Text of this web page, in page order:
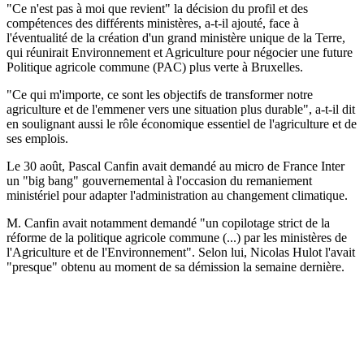
"Ce n'est pas à moi que revient" la décision du profil et des
compétences des différents ministères, a-t-il ajouté, face à
l'éventualité de la création d'un grand ministère unique de la Terre,
qui réunirait Environnement et Agriculture pour négocier une future
Politique agricole commune (PAC) plus verte à Bruxelles.
"Ce qui m'importe, ce sont les objectifs de transformer notre
agriculture et de l'emmener vers une situation plus durable", a-t-il dit
en soulignant aussi le rôle économique essentiel de l'agriculture et de
ses emplois.
Le 30 août, Pascal Canfin avait demandé au micro de France Inter
un "big bang" gouvernemental à l'occasion du remaniement
ministériel pour adapter l'administration au changement climatique.
M. Canfin avait notamment demandé "un copilotage strict de la
réforme de la politique agricole commune (...) par les ministères de
l'Agriculture et de l'Environnement". Selon lui, Nicolas Hulot l'avait
"presque" obtenu au moment de sa démission la semaine dernière.